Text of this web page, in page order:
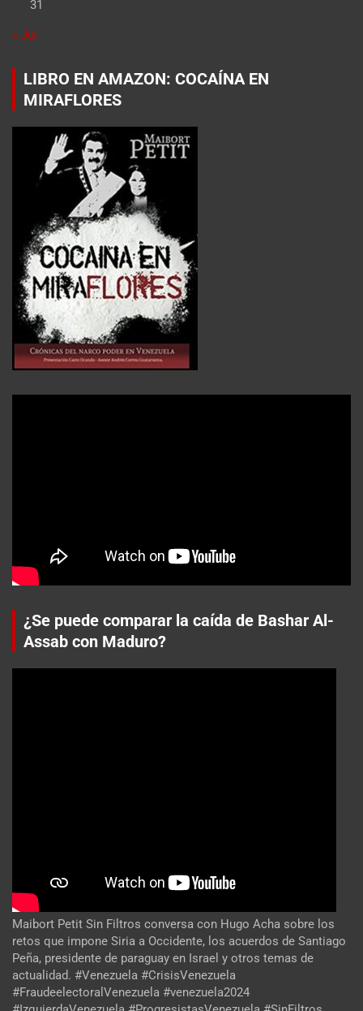
31
« Jul
LIBRO EN AMAZON: COCAÍNA EN
MIRAFLORES
¿Se puede comparar la caída de Bashar Al-
Assab con Maduro?
Maibort Petit Sin Filtros conversa con Hugo Acha sobre los
retos que impone Siria a Occidente, los acuerdos de Santiago
Peña, presidente de paraguay en Israel y otros temas de
actualidad. #Venezuela #CrisisVenezuela
#FraudeelectoralVenezuela #venezuela2024